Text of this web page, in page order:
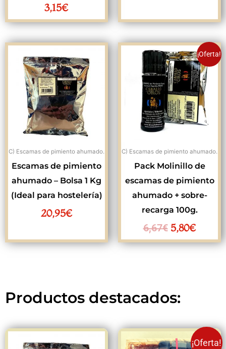
3,15€
C) Escamas de pimiento ahumado.
Escamas de pimiento
ahumado – Bolsa 1 Kg
(Ideal para hostelería)
20,95€
¡Oferta!
C) Escamas de pimiento ahumado.
Pack Molinillo de
escamas de pimiento
ahumado + sobre-
recarga 100g.
6,67€
El
precio
original
era:
6,67€.
5,80€
El
precio
actual
es:
5,80€.
Productos destacados:
¡Oferta!
El
El